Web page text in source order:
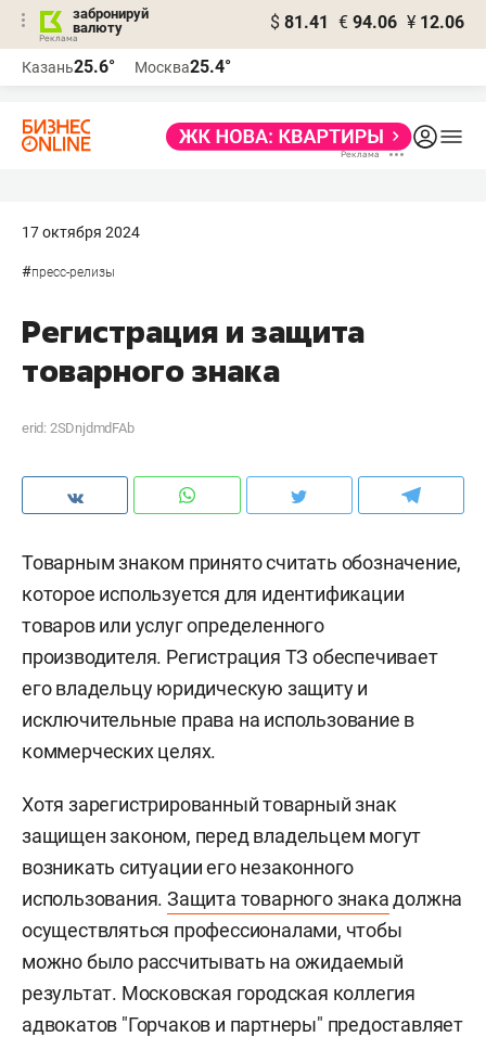
забронируй
валюту
$ 81.41 € 94.06 ¥ 12.06
Казань25.6° Москва25.4°
17 октября 2024
#пресс-релизы
Регистрация и защита
товарного знака
erid: 2SDnjdmdFAb
Товарным знаком принято считать обозначение,
которое используется для идентификации
товаров или услуг определенного
производителя. Регистрация ТЗ обеспечивает
его владельцу юридическую защиту и
исключительные права на использование в
коммерческих целях.
Хотя зарегистрированный товарный знак
защищен законом, перед владельцем могут
возникать ситуации его незаконного
использования.Защита товарного знакадолжна
осуществляться профессионалами, чтобы
можно было рассчитывать на ожидаемый
результат. Московская городская коллегия
адвокатов "Горчаков и партнеры" предоставляет